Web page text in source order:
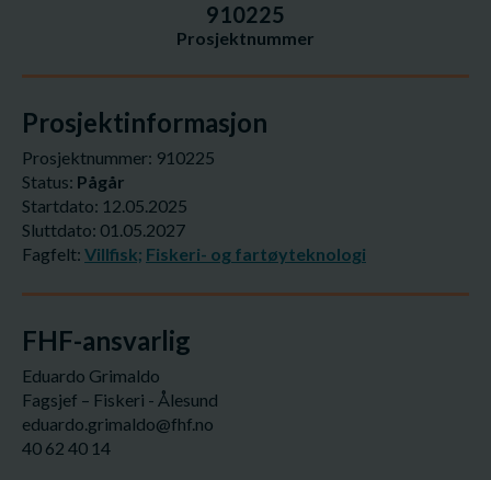
910225
Prosjektnummer
Prosjektinformasjon
Prosjektnummer: 910225
Status: Pågår
Startdato: 12.05.2025
Sluttdato: 01.05.2027
Fagfelt: Villfisk; Fiskeri- og fartøyteknologi
FHF-ansvarlig
Eduardo Grimaldo
Fagsjef – Fiskeri - Ålesund
eduardo.grimaldo@fhf.no
40 62 40 14